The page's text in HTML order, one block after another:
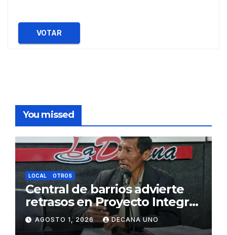
VOTAR
You missed
LOCAL OTROS
Central de barrios advierte
retrasos en Proyecto Integral
de Agua y Alcantarillado para
Juliaca
AGOSTO 1, 2026 DECANA UNO